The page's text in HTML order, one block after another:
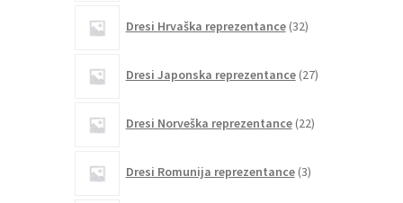
Dresi Hrvaška reprezentance 32izdelkov
Dresi Japonska reprezentance 27izdelkov
Dresi Norveška reprezentance 22izdelkov
Dresi Romunija reprezentance 3izdelki